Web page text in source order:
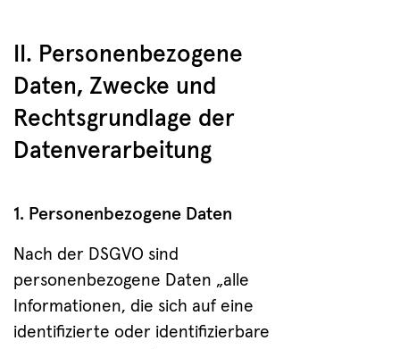
II. Personenbezogene
Daten, Zwecke und
Rechtsgrundlage der
Datenverarbeitung
1. Personenbezogene Daten
Nach der DSGVO sind
personenbezogene Daten „alle
Informationen, die sich auf eine
identifizierte oder identifizierbare